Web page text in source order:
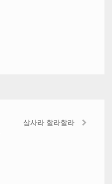
삼사라 할라할라